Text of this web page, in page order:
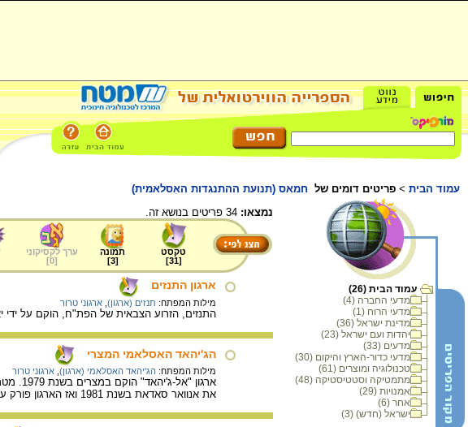
עמוד הבית > פריטים דומים של חמאס (תנועת ההתנגדות האִסלאמית)
עמוד הבית (26)
מדעי החברה (4)
מדעי הרוח (1)
מדינת ישראל (36)
יהדות ועם ישראל (23)
מדעים (33)
מדעי כדור-הארץ והיקום (30)
טכנולוגיה ומוצרים (61)
מתמטיקה וסטטיסטיקה (48)
אמנויות (29)
אחר (6)
ישראל (חדש) (3)
נמצאו:
טקסט
[
31
]
תמונה
[
3
]
ערך לקסיקוני
[
0
]
ארגון התנזים
מילות המפתח: תנזים (ארגון) ארגוני טרור
התנזים, הזרוע הצבאית של הפת"ח, הוקם על ידי יאסר ערפאת בשנת
הג'יהאד האִסלאמי המצרי
מילות המפתח: הג'יהאד האסלאמי (ארגון) ארגוני טרור
את אנוואר סאדאת בשנת 1981 ואז הארגון פורק על ידי ממשלת מצרים, אבל הוא הוקם מחדש בשנת 1993 והצטרף כאחד מארגוני אל קאעדה.